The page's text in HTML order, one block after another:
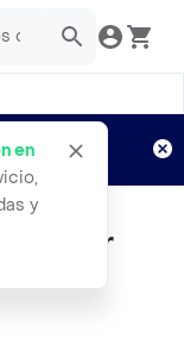
en
y
Aplican TyC
De Flor